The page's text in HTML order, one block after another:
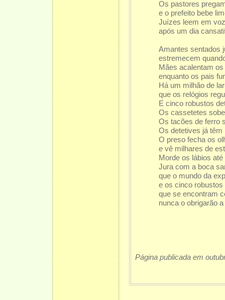
Os pastores
e o prefeito bebe
Juízes leem em
após um dia
Amantes sentados
estremecem
Mães acalentam
enquanto os pais
Há um milhão de
que os relógios
E cinco robustos
Os cassetetes
Os tacões de ferro
Os detetives já
O preso fecha os
e vê milhares de
Morde os lábios
Jura com a boca
que o mundo da
e os cinco robustos
que se encontram
nunca o obrigarão
Página publicada em